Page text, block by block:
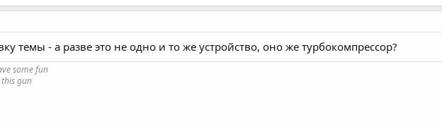
темы - а разве это не одно и то же устройство, оно же турбокомпрессор?
some fun
gun